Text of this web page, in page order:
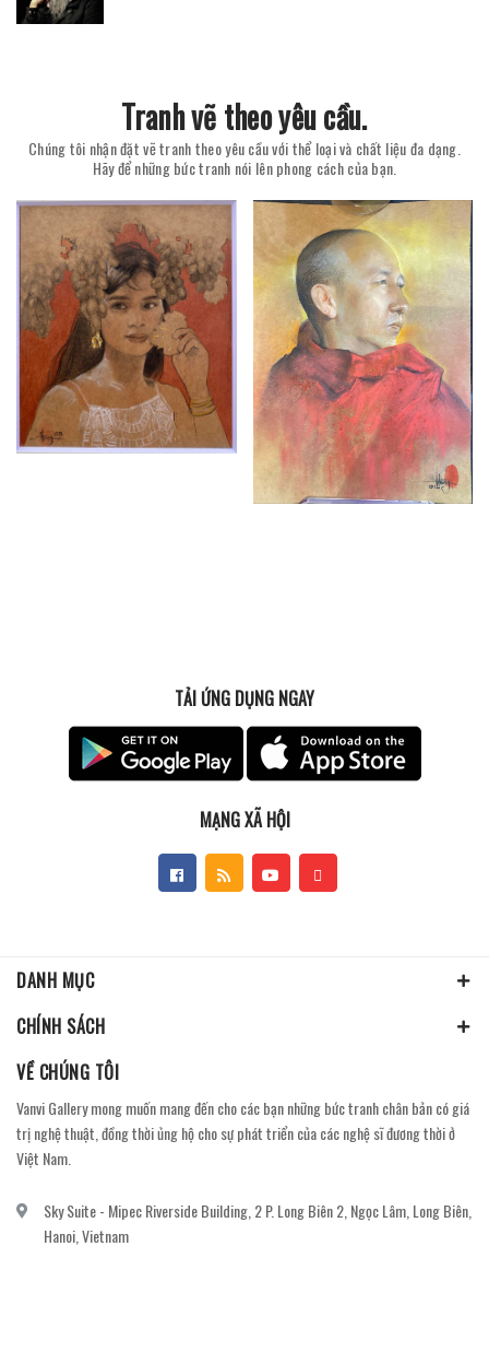
Tranh vẽ theo yêu cầu.
Chúng tôi nhận đặt vẽ tranh theo yêu cầu với thể loại và chất liệu đa dạng.
Hãy để những bức tranh nói lên phong cách của bạn.
TẢI ỨNG DỤNG NGAY
MẠNG XÃ HỘI
DANH MỤC
CHÍNH SÁCH
VỀ CHÚNG TÔI
Vanvi Gallery mong muốn mang đến cho các bạn những bức tranh chân bản có giá
trị nghệ thuật, đồng thời ủng hộ cho sự phát triển của các nghệ sĩ đương thời ở
Việt Nam.
Sky Suite - Mipec Riverside Building, 2 P. Long Biên 2, Ngọc Lâm, Long Biên,
Hanoi, Vietnam